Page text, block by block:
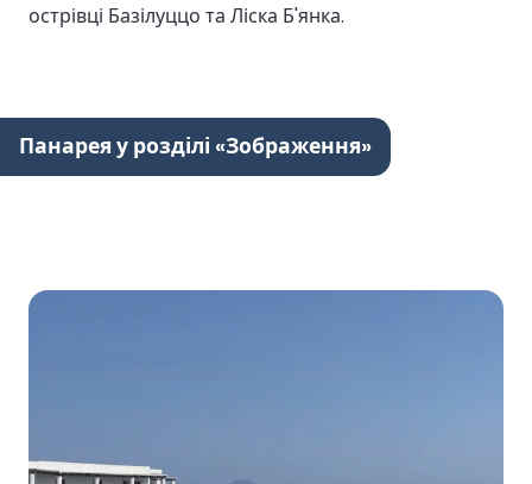
острівці Базілуццо та Ліска Б'янка.
Панарея у розділі «Зображення»